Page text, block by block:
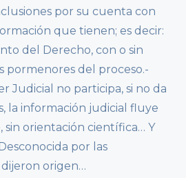
por su cuenta con
que tienen; es decir:
del Derecho, con o sin
pormenores del proceso.-
Judicial no participa, si no da
la información judicial fluye
sin orientación científica… Y
por las
origen…